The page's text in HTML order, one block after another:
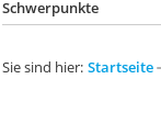
Schwerpunkte
Sie sind hier: Startseite